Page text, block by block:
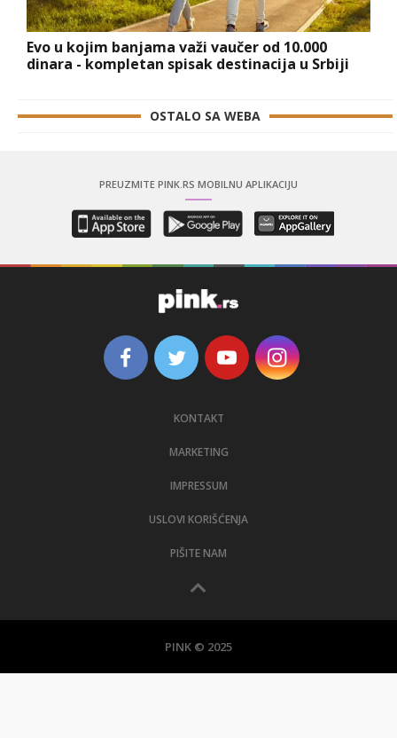
Evo u kojim banjama važi vaučer od 10.000
dinara - kompletan spisak destinacija u Srbiji
OSTALO SA WEBA
PREUZMITE PINK.RS MOBILNU APLIKACIJU
KONTAKT
MARKETING
IMPRESSUM
USLOVI KORIŠĆENJA
PIŠITE NAM
PINK © 2025